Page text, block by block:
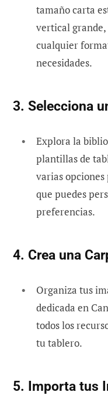
tamaño carta
vertical
cualquier
necesidades.
3. Selecciona
Explora la
plantillas de
varias
que puedes
preferencias.
4. Crea una
Organiza tus
dedicada en
todos los
tu tablero.
5. Importa tus